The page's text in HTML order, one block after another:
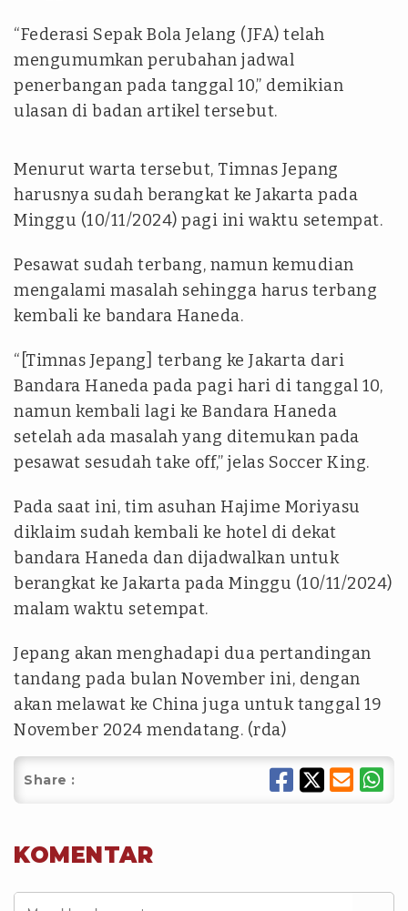
“Federasi Sepak Bola Jelang (JFA) telah
mengumumkan perubahan jadwal
penerbangan pada tanggal 10,” demikian
ulasan di badan artikel tersebut.
Menurut warta tersebut, Timnas Jepang
harusnya sudah berangkat ke Jakarta pada
Minggu (10/11/2024) pagi ini waktu setempat.
Pesawat sudah terbang, namun kemudian
mengalami masalah sehingga harus terbang
kembali ke bandara Haneda.
“[Timnas Jepang] terbang ke Jakarta dari
Bandara Haneda pada pagi hari di tanggal 10,
namun kembali lagi ke Bandara Haneda
setelah ada masalah yang ditemukan pada
pesawat sesudah take off,” jelas Soccer King.
Pada saat ini, tim asuhan Hajime Moriyasu
diklaim sudah kembali ke hotel di dekat
bandara Haneda dan dijadwalkan untuk
berangkat ke Jakarta pada Minggu (10/11/2024)
malam waktu setempat.
Jepang akan menghadapi dua pertandingan
tandang pada bulan November ini, dengan
akan melawat ke China juga untuk tanggal 19
November 2024 mendatang. (rda)
Share :
KOMENTAR